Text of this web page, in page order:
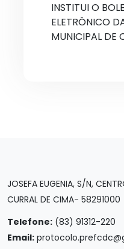
INSTITUI O
ELETRÔNICO
MUNICIPAL DE
JOSEFA EUGENIA, S/N,
CURRAL DE CIMA- 58291000
Telefone: (83) 91312-220
Email: